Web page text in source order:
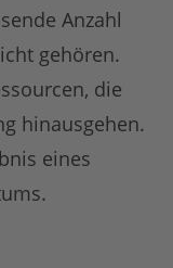
Anzahl
gehören.
die
hinausgehen.
eines